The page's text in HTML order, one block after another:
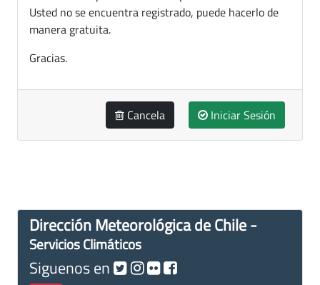
Usted no se encuentra registrado, puede hacerlo de
manera gratuita.
Gracias.
Cancela Iniciar Sesión
Dirección Meteorológica de Chile -
Servicios Climáticos
Siguenos en